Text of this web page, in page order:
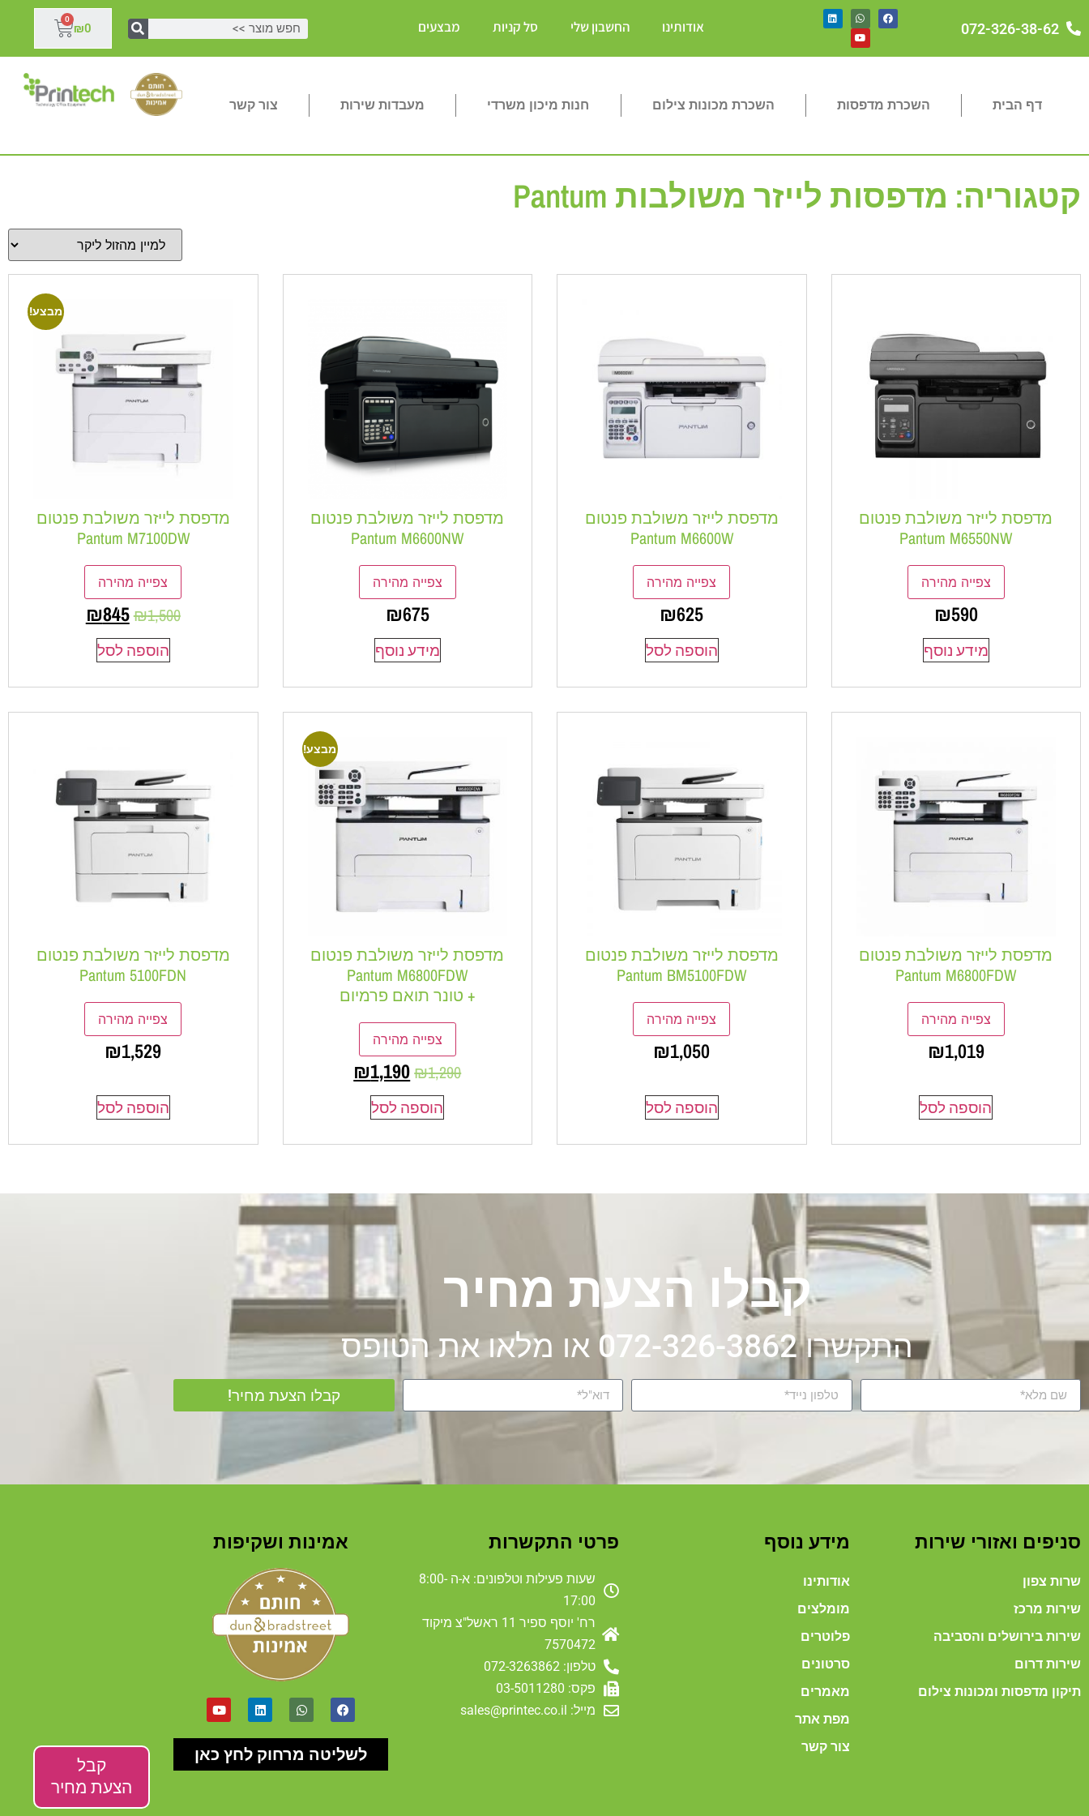
072-326-38-62 אודותינו החשבון שלי סל קניות מבצעים ₪0
0
דף הבית השכרת מדפסות השכרת מכונות צילום חנות מיכון משרדי מעבדות שירות צור קשר
קבל
הצעת מחיר
קטגוריה: מדפסות לייזר משולבות Pantum
מדפסת לייזר משולבת פנטום
Pantum M6550NW
צפייה מהירה
₪590
מידע נוסף
מדפסת לייזר משולבת פנטום
Pantum M6600W
צפייה מהירה
₪625
הוספה לסל
מדפסת לייזר משולבת פנטום
Pantum M6600NW
צפייה מהירה
₪675
מידע נוסף
מבצע!
מדפסת לייזר משולבת פנטום
Pantum M7100DW
צפייה מהירה
₪1,500
₪845
הוספה לסל
מדפסת לייזר משולבת פנטום
Pantum M6800FDW
צפייה מהירה
₪1,019
הוספה לסל
מדפסת לייזר משולבת פנטום
Pantum BM5100FDW
צפייה מהירה
₪1,050
הוספה לסל
מבצע!
מדפסת לייזר משולבת פנטום
Pantum M6800FDW
+ טונר תואם פרמיום
צפייה מהירה
₪1,290
₪1,190
הוספה לסל
מדפסת לייזר משולבת פנטום
Pantum 5100FDN
צפייה מהירה
₪1,529
הוספה לסל
קבלו הצעת מחיר
התקשרו 072-326-3862 או מלאו את הטופס
קבלו הצעת מחיר!
סניפים ואזורי שירות
שרות צפון
שירות מרכז
שירות בירושלים והסביבה
שירות דרום
תיקון מדפסות ומכונות צילום
מידע נוסף
אודותינו
מומלצים
פלוטרים
סרטונים
מאמרים
מפת אתר
צור קשר
פרטי התקשרות
שעות פעילות וטלפונים: א-ה 8:00-
17:00
רח' יוסף ספיר 11 ראשל"צ מיקוד
7570472
טלפון: 072-3263862
פקס: 03-5011280
מייל: sales@printec.co.il
אמינות ושקיפות
לשליטה מרחוק לחץ כאן